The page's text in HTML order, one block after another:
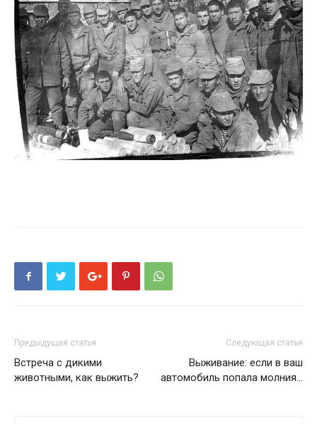
Предыдущая статья
Встреча с дикими
животными, как выжить?
Следующая статья
Выживание: если в ваш
автомобиль попала молния...